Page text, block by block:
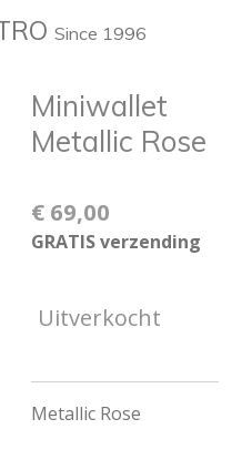
Since 1996
Miniwallet
Metallic Rose
€ 69,00
GRATIS verzending
Uitverkocht
Metallic Rose